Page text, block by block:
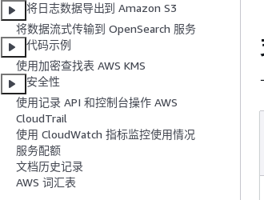
将日志数据导出到 Amazon S3
将数据流式传输到 OpenSearch 服务
代码示例
使用加密查找表 AWS KMS
安全性
使用记录 API 和控制台操作 AWS
CloudTrail
使用 CloudWatch 指标监控使用情况
服务配额
文档历史记录
AWS 词汇表